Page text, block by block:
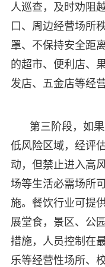
人巡查，及时劝阻
口、周边经营场所
罩、不保持安全距
的超市、便利店、
发店、五金店等经
第三阶段，如
低风险区域，经评
动，但禁止进入高
场等生活必需场所
施。餐饮行业可提
展堂食，景区、公
措施，人员控制在
乐等经营性场所、